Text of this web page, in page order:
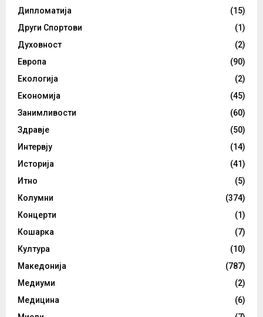
Дипломатија
(15)
Други Спортови
(1)
Духовност
(2)
Европа
(90)
Екологија
(2)
Економија
(45)
Занимливости
(60)
Здравје
(50)
Интервју
(14)
Историја
(41)
Итно
(5)
Колумни
(374)
Концерти
(1)
Кошарка
(7)
Култура
(10)
Македонија
(787)
Медиуми
(2)
Медицина
(6)